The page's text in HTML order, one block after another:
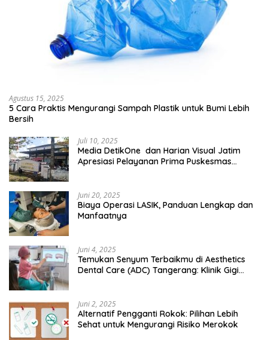
Agustus 15, 2025
5 Cara Praktis Mengurangi Sampah Plastik untuk Bumi Lebih
Bersih
Juli 10, 2025
Media DetikOne dan Harian Visual Jatim
Apresiasi Pelayanan Prima Puskesmas
Juni 20, 2025
Biaya Operasi LASIK, Panduan Lengkap dan
Manfaatnya
Juni 4, 2025
Temukan Senyum Terbaikmu di Aesthetics
Dental Care (ADC) Tangerang: Klinik Gigi
Juni 2, 2025
Alternatif Pengganti Rokok: Pilihan Lebih
Sehat untuk Mengurangi Risiko Merokok